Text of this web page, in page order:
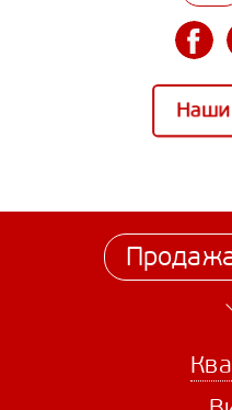
Наши